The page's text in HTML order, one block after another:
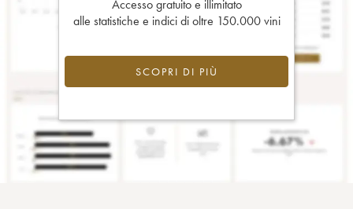
Accesso gratuito e illimitato
alle statistiche e indici di oltre 150.000 vini
SCOPRI DI PIÙ